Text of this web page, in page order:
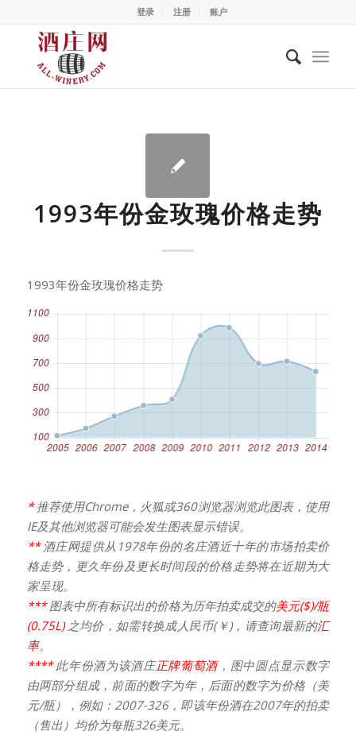
登录 注册 账户
1993年份金玫瑰价格走势
1993年份金玫瑰价格走势
*推荐使用Chrome，火狐或360浏览器浏览此图表，使用
IE及其他浏览器可能会发生图表显示错误。
** 酒庄网提供从1978年份的名庄酒近十年的市场拍卖价
格走势，更久年份及更长时间段的价格走势将在近期为大
家呈现。
***图表中所有标识出的价格为历年拍卖成交的美元($)/瓶
(0.75L)之均价，如需转换成人民币(￥)，请查询最新的汇
率。
****此年份酒为该酒庄正牌葡萄酒，图中圆点显示数字
由两部分组成，前面的数字为年，后面的数字为价格（美
元/瓶），例如：2007-326，即该年份酒在2007年的拍卖
（售出）均价为每瓶326美元。